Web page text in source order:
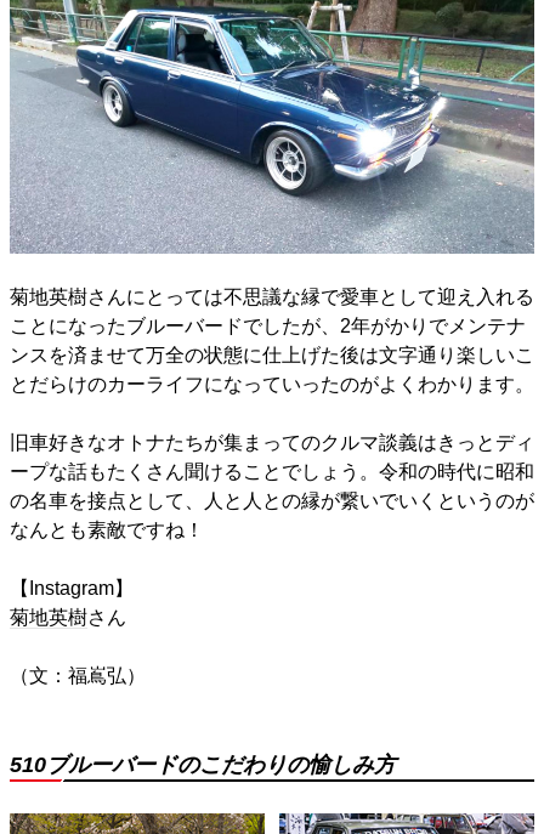
菊地英樹さんにとっては不思議な縁で愛車として迎え入れる
ことになったブルーバードでしたが、2年がかりでメンテナ
ンスを済ませて万全の状態に仕上げた後は文字通り楽しいこ
とだらけのカーライフになっていったのがよくわかります。
旧車好きなオトナたちが集まってのクルマ談義はきっとディ
ープな話もたくさん聞けることでしょう。令和の時代に昭和
の名車を接点として、人と人との縁が繋いでいくというのが
なんとも素敵ですね！
【Instagram】
菊地英樹さん
（文：福嶌弘）
510ブルーバードのこだわりの愉しみ方